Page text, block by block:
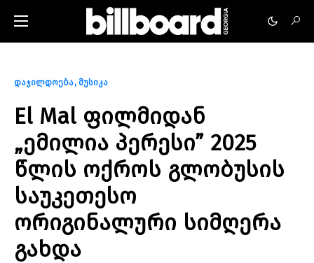
დაჯილდოება მუსიკა
El Mal ფილმიდან
„ემილია პერესი” 2025
წლის ოქროს გლობუსის
საუკეთესო
ორიგინალური სიმღერა
გახდა